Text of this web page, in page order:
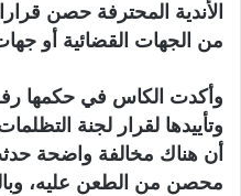
الأندية المحترفة حصن
من الجهات القضائية أو
وأكدت الكاس في حكمها
وتأييدها لقرار لجنة
أن هناك مخالفة واضحة
محصن من الطعن عليه،